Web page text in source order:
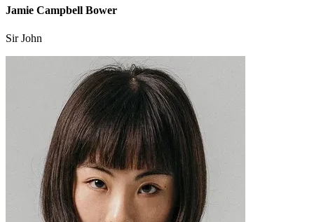
Jamie Campbell Bower
Sir John